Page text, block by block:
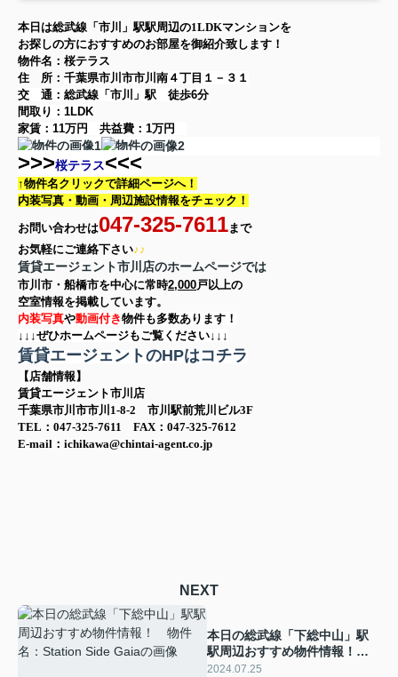
本日は総武線「市川」駅駅周辺の1LDKマンションを
お探しの方におすすめのお部屋を御紹介致します！
物件名：桜テラス
住 所： 千葉県市川市市川南４丁目１－３１
交 通：総武線「市川」駅 徒歩6分
間取り： 1LDK
家賃： 11万円 共益費： 1万円
>>>桜テラス<<<
↑物件名クリックで詳細ページへ！
内装写真・動画・ 周辺施設情報をチェック！
お問い合わせは047-325-7611まで
お気軽にご連絡下さい♪♪
賃貸エージェント市川店のホームページでは
市川市・船橋市を中心に常時2,000戸以上の
空室情報を掲載しています。
内装写真や動画付き物件も多数あります！
↓↓↓ぜひホームページもご覧ください↓↓↓
賃貸エージェントのHPはコチラ
【店舗情報】
賃貸エージェント市川店
千葉県市川市市川1-8-2 市川駅前荒川ビル3F
TEL：047-325-7611 FAX：047-325-7612
E-mail：ichikawa@chintai-agent.co.jp
NEXT
本日の総武線「下総中山」駅
駅周辺おすすめ物件情報！
物件名：Station Side Gaia
2024.07.25